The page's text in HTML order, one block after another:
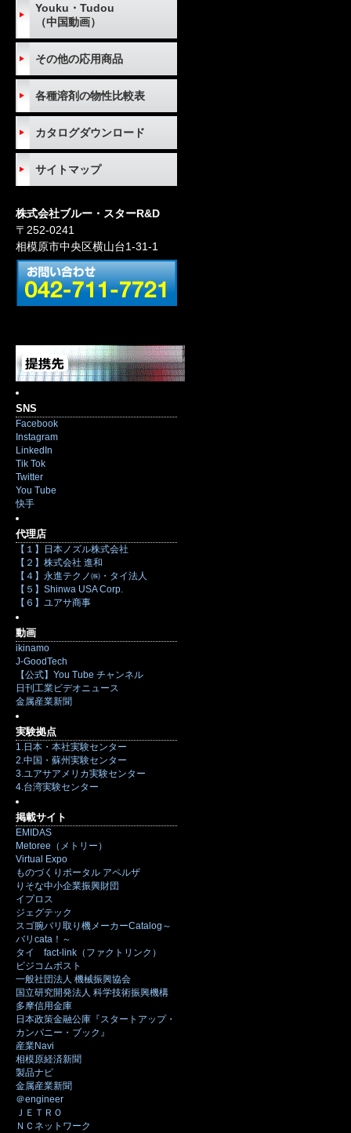
Youku・Tudou
（中国動画）
その他の応用商品
各種溶剤の物性比較表
カタログダウンロード
サイトマップ
株式会社ブルー・スターR&D
〒252-0241
相模原市中央区横山台1-31-1
SNS
Facebook
Instagram
LinkedIn
Tik Tok
Twitter
You Tube
快手
代理店
【１】日本ノズル株式会社
【２】株式会社 進和
【４】永進テクノ㈱・タイ法人
【５】Shinwa USA Corp.
【６】ユアサ商事
動画
ikinamo
J-GoodTech
【公式】You Tube チャンネル
日刊工業ビデオニュース
金属産業新聞
実験拠点
1.日本・本社実験センター
2.中国・蘇州実験センター
3.ユアサアメリカ実験センター
4.台湾実験センター
掲載サイト
EMIDAS
Metoree（メトリー）
Virtual Expo
ものづくりポータル アペルザ
りそな中小企業振興財団
イプロス
ジェグテック
スゴ腕バリ取り機メーカーCatalog～
バリcata！～
タイ fact-link（ファクトリンク）
ビジコムポスト
一般社団法人 機械振興協会
国立研究開発法人 科学技術振興機構
多摩信用金庫
日本政策金融公庫『スタートアップ・
カンパニー・ブック』
産業Navi
相模原経済新聞
製品ナビ
金属産業新聞
＠engineer
ＪＥＴＲＯ
ＮＣネットワーク